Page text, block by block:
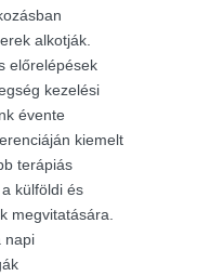
alkotják.
előrelépések
kezelési
évente
kiemelt
terápiás
külföldi és
megvitatására.
napi